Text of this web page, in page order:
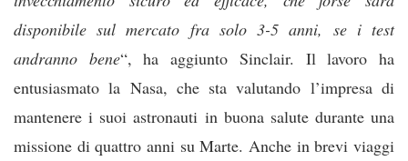
disponibile sul mercato fra solo 3-5 anni, se i test
andranno bene“, ha aggiunto Sinclair. Il lavoro ha
entusiasmato la Nasa, che sta valutando l’impresa di
mantenere i suoi astronauti in buona salute durante una
missione di quattro anni su Marte. Anche in brevi viaggi